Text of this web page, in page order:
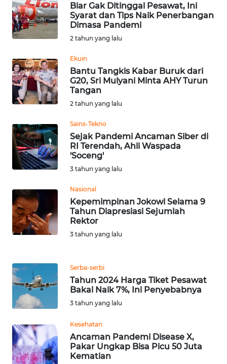
Biar Gak Ditinggal Pesawat, Ini
Syarat dan Tips Naik Penerbangan
Dimasa Pandemi
2 tahun yang lalu
Ekuin
Bantu Tangkis Kabar Buruk dari
G20, Sri Mulyani Minta AHY Turun
Tangan
2 tahun yang lalu
Sains-Tekno
Sejak Pandemi Ancaman Siber di
RI Terendah, Ahli Waspada
'Soceng'
3 tahun yang lalu
Nasional
Kepemimpinan Jokowi Selama 9
Tahun Diapresiasi Sejumlah
Rektor
3 tahun yang lalu
Serba-serbi
Tahun 2024 Harga Tiket Pesawat
Bakal Naik 7%, Ini Penyebabnya
3 tahun yang lalu
Kesehatan
Ancaman Pandemi Disease X,
Pakar Ungkap Bisa Picu 50 Juta
Kematian
WN
SULTRA
WN
NTB
WN
SULTENG
WN
SULBAR
WN
WN
SUMBAR
WN
BENGKULU
LAMPUNG
WN